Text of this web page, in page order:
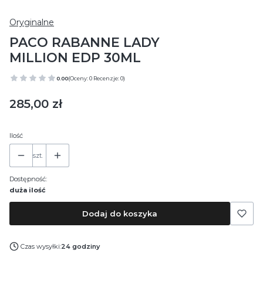
Oryginalne
PACO RABANNE LADY
MILLION EDP 30ML
0.00(Oceny: 0 Recenzje: 0)
Cena
285,00 zł
Ilość
szt.
Dostępność:
duża ilość
Dodaj do koszyka
Czas wysyłki:24 godziny